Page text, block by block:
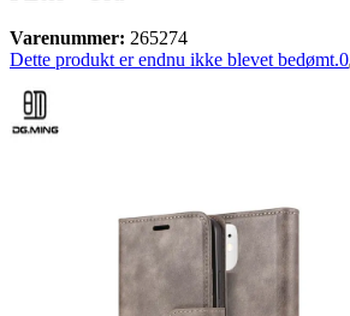
Varenummer: 265274
Dette produkt er endnu ikke blevet bedømt.0